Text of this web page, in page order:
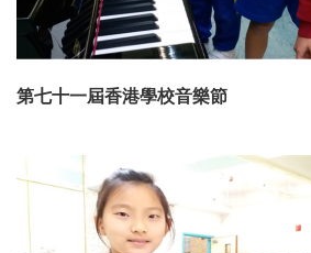
第七十一屆香港學校音樂節